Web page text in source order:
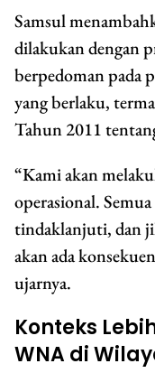
Samsul
dilakukan dengan
berpedoman pada
yang berlaku,
Tahun 2011
“Kami akan
operasional.
tindaklanjuti, dan
akan ada
ujarnya.
Konteks
WNA di